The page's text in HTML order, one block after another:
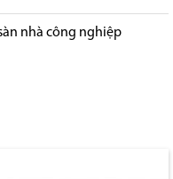
nhà công nghiệp